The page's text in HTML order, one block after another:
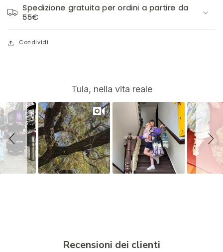
Spedizione gratuita per ordini a partire da
55€
Condividi
i
d
e
s
h
o
w
Tula, nella vita reale
Recensioni dei clienti